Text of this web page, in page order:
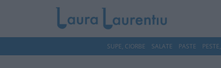
SUPE, CIORBE SALATE PASTE